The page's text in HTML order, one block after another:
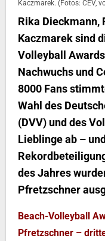
Kaczmarek. (Fotos: CEV,
Rika Dieckmann,
Kaczmarek sind
Volleyball
Nachwuchs und
8000 Fans
Wahl des
(DVV) und des
Lieblinge ab –
des Jahres
Pfretzschner
Beach-Volleyball
Pfretzschner –